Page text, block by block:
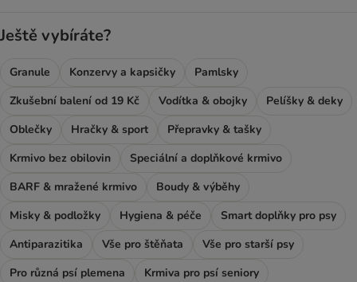
Ještě vybíráte?
Granule Konzervy a kapsičky
Pamlsky
Zkušební balení od 19 Kč
Vodítka & obojky
Pelíšky & deky
Oblečky
Hračky & sport
Přepravky & tašky
Krmivo bez obilovin
Speciální a doplňkové krmivo
BARF & mražené krmivo
Boudy & výběhy
Misky & podložky
Hygiena & péče
Smart doplňky pro psy
Antiparazitika
Vše pro štěňata
Vše pro starší psy
Pro různá psí plemena
Krmiva pro psí seniory